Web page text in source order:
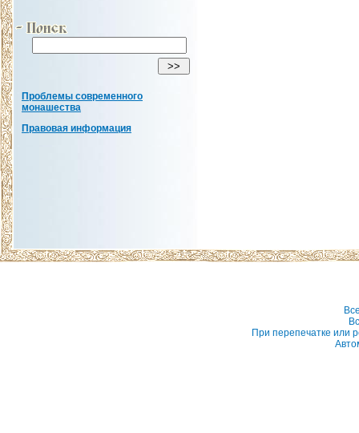
Проблемы современного
монашества
Правовая информация
При перепечатке или